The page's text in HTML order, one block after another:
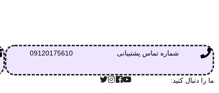
شماره تماس پشتیبانی 09120175610
ما را دنبال کنید: